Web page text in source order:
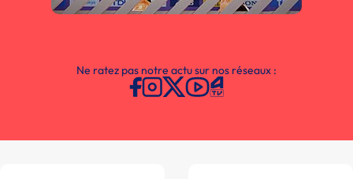
Ne ratez pas notre actu sur nos réseaux :